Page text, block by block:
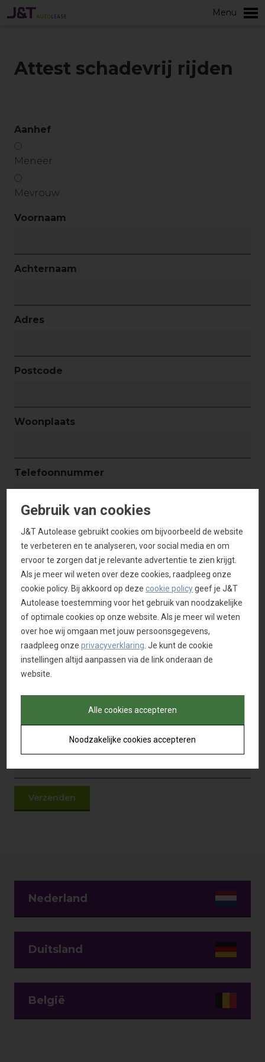
Menu
Meer
Attest schadevrij rijden
Aanhef
Meneer
Mevrouw
Voornaam
Achternaam
Adres
Postcode
Woonplaats
Telefoonnummer
E-mail
Bedrijfsnaam
Nummerplaat
Verzendadres, indien verschillend van het
Nederland
Duitsland
België
Gebruik van cookies
J&T Autolease gebruikt cookies om bijvoorbeeld de website
te verbeteren en te analyseren, voor social media en om
ervoor te zorgen dat je relevante advertentie te zien krijgt.
Als je meer wil weten over deze cookies, raadpleeg onze
cookie policy. Bij akkoord op dezecookie policygeef je J&T
Autolease toestemming voor het gebruik van noodzakelijke
of optimale cookies op onze website. Als je meer wil weten
over hoe wij omgaan met jouw persoonsgegevens,
raadpleeg onzeprivacyverklaring . Je kunt de cookie
instellingen altijd aanpassen via de link onderaan de
website.
Alle cookies accepteren
Noodzakelijke cookies accepteren